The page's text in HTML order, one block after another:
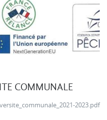
COMMUNALE
2023.pdf